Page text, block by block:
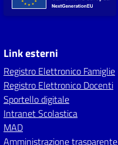
Link esterni
Registro Elettronico Famiglie
Registro Elettronico Docenti
Sportello digitale
Intranet Scolastica
MAD
Amministrazione trasparente